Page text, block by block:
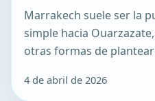
Marrakech suele ser la
simple hacia
otras formas de
4 de abril de 2026